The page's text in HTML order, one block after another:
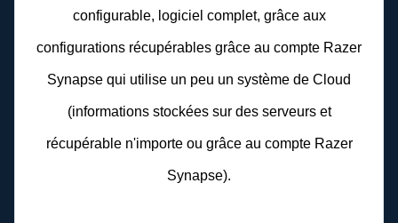
configurable, logiciel complet, grâce aux
configurations récupérables grâce au compte Razer
Synapse qui utilise un peu un système de Cloud
(informations stockées sur des serveurs et
récupérable n'importe ou grâce au compte Razer
Synapse).